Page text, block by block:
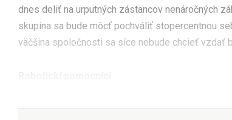
dnes deliť na urputných zástancov nenáročných
skupina sa bude môcť pochváliť stopercentnou
väčšina spoločnosti sa síce nebude chcieť vzdať